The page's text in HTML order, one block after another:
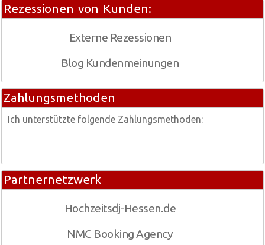
Rezessionen von Kunden:
Externe Rezessionen
Blog Kundenmeinungen
Zahlungsmethoden
Ich unterstützte folgende Zahlungsmethoden:
Partnernetzwerk
Hochzeitsdj-Hessen.de
NMC Booking Agency